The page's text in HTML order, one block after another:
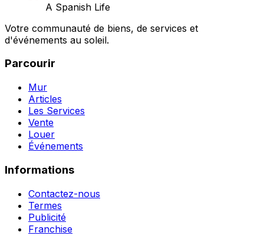
A Spanish Life
Votre communauté de biens, de services et
d'événements au soleil.
Parcourir
Mur
Articles
Les Services
Vente
Louer
Événements
Informations
Contactez-nous
Termes
Publicité
Franchise